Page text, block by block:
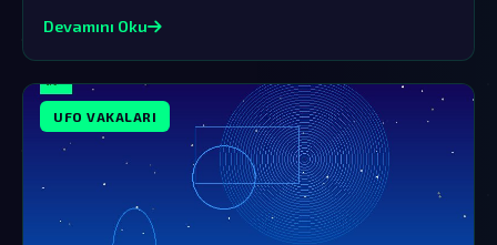
Devamını Oku
UFO VAKALARI